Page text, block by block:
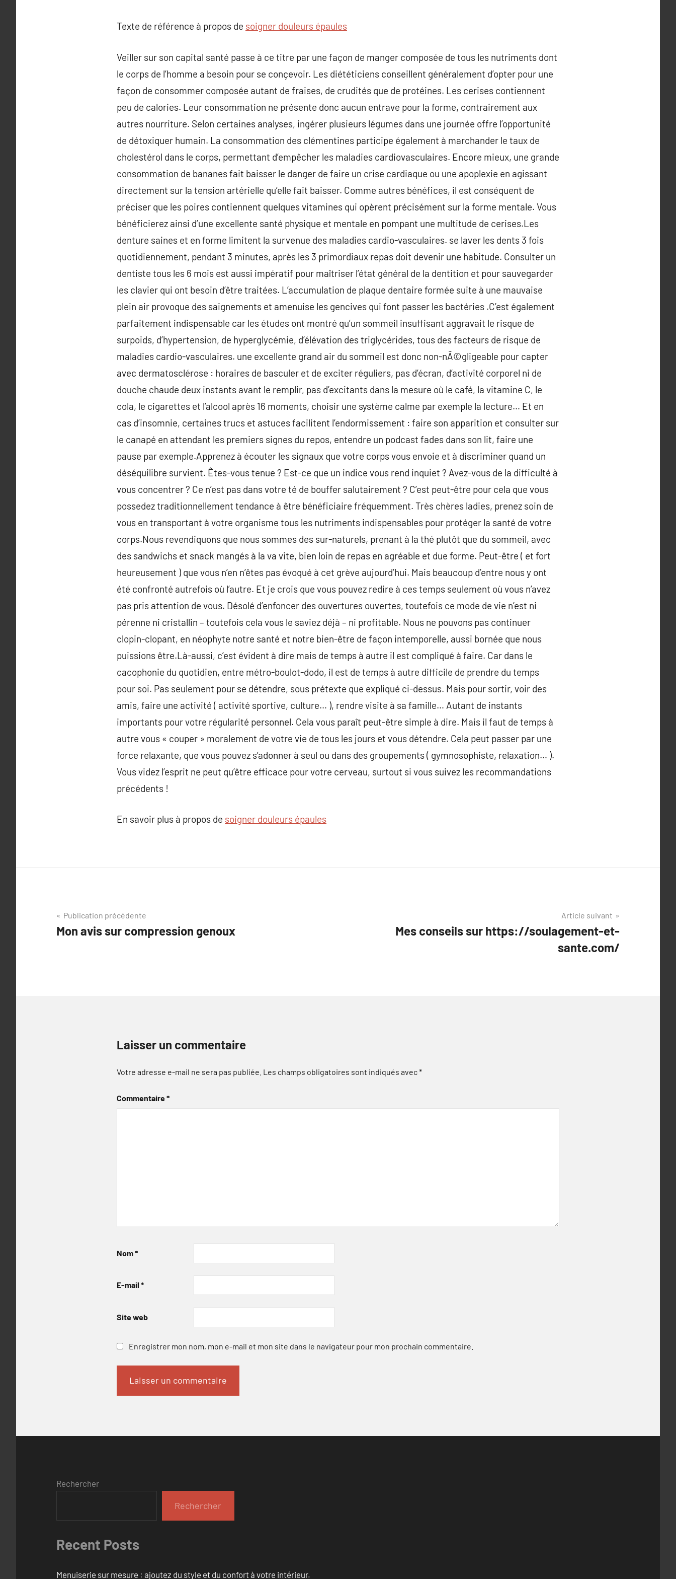
Texte de référence à propos de soigner douleurs épaules
Veiller sur son capital santé passe à ce titre par une façon de manger composée de tous les nutriments dont
le corps de l’homme a besoin pour se conçevoir. Les diététiciens conseillent généralement d’opter pour une
façon de consommer composée autant de fraises, de crudités que de protéines. Les cerises contiennent
peu de calories. Leur consommation ne présente donc aucun entrave pour la forme, contrairement aux
autres nourriture. Selon certaines analyses, ingérer plusieurs légumes dans une journée offre l’opportunité
de détoxiquer humain. La consommation des clémentines participe également à marchander le taux de
cholestérol dans le corps, permettant d’empêcher les maladies cardiovasculaires. Encore mieux, une grande
consommation de bananes fait baisser le danger de faire un crise cardiaque ou une apoplexie en agissant
directement sur la tension artérielle qu’elle fait baisser. Comme autres bénéfices, il est conséquent de
préciser que les poires contiennent quelques vitamines qui opèrent précisément sur la forme mentale. Vous
bénéficierez ainsi d’une excellente santé physique et mentale en pompant une multitude de cerises.Les
denture saines et en forme limitent la survenue des maladies cardio-vasculaires. se laver les dents 3 fois
quotidiennement, pendant 3 minutes, après les 3 primordiaux repas doit devenir une habitude. Consulter un
dentiste tous les 6 mois est aussi impératif pour maîtriser l’état général de la dentition et pour sauvegarder
les clavier qui ont besoin d’être traitées. L’accumulation de plaque dentaire formée suite à une mauvaise
plein air provoque des saignements et amenuise les gencives qui font passer les bactéries .C’est également
parfaitement indispensable car les études ont montré qu’un sommeil insuffisant aggravait le risque de
surpoids, d’hypertension, de hyperglycémie, d’élévation des triglycérides, tous des facteurs de risque de
maladies cardio-vasculaires. une excellente grand air du sommeil est donc non-nÃ©gligeable pour capter
avec dermatosclérose : horaires de basculer et de exciter réguliers, pas d’écran, d’activité corporel ni de
douche chaude deux instants avant le remplir, pas d’excitants dans la mesure où le café, la vitamine C, le
cola, le cigarettes et l’alcool après 16 moments, choisir une système calme par exemple la lecture… Et en
cas d’insomnie, certaines trucs et astuces facilitent l’endormissement : faire son apparition et consulter sur
le canapé en attendant les premiers signes du repos, entendre un podcast fades dans son lit, faire une
pause par exemple.Apprenez à écouter les signaux que votre corps vous envoie et à discriminer quand un
déséquilibre survient. Êtes-vous tenue ? Est-ce que un indice vous rend inquiet ? Avez-vous de la difficulté à
vous concentrer ? Ce n’est pas dans votre té de bouffer salutairement ? C’est peut-être pour cela que vous
possedez traditionnellement tendance à être bénéficiaire fréquemment. Très chères ladies, prenez soin de
vous en transportant à votre organisme tous les nutriments indispensables pour protéger la santé de votre
corps.Nous revendiquons que nous sommes des sur-naturels, prenant à la thé plutôt que du sommeil, avec
des sandwichs et snack mangés à la va vite, bien loin de repas en agréable et due forme. Peut-être ( et fort
heureusement ) que vous n’en n’êtes pas évoqué à cet grève aujourd’hui. Mais beaucoup d’entre nous y ont
été confronté autrefois où l’autre. Et je crois que vous pouvez redire à ces temps seulement où vous n’avez
pas pris attention de vous. Désolé d’enfoncer des ouvertures ouvertes, toutefois ce mode de vie n’est ni
pérenne ni cristallin – toutefois cela vous le saviez déjà – ni profitable. Nous ne pouvons pas continuer
clopin-clopant, en néophyte notre santé et notre bien-être de façon intemporelle, aussi bornée que nous
puissions être.Là-aussi, c’est évident à dire mais de temps à autre il est compliqué à faire. Car dans le
cacophonie du quotidien, entre métro-boulot-dodo, il est de temps à autre difficile de prendre du temps
pour soi. Pas seulement pour se détendre, sous prétexte que expliqué ci-dessus. Mais pour sortir, voir des
amis, faire une activité ( activité sportive, culture… ), rendre visite à sa famille… Autant de instants
importants pour votre régularité personnel. Cela vous paraît peut-être simple à dire. Mais il faut de temps à
autre vous « couper » moralement de votre vie de tous les jours et vous détendre. Cela peut passer par une
force relaxante, que vous pouvez s’adonner à seul ou dans des groupements ( gymnosophiste, relaxation… ).
Vous videz l’esprit ne peut qu’être efficace pour votre cerveau, surtout si vous suivez les recommandations
précédents !
En savoir plus à propos de soigner douleurs épaules
Navigation
de
Publication précédente
Mon avis sur compression genoux
Article suivant
Mes conseils sur https://soulagement-et-
sante.com/
Laisser un commentaire
Votre adresse e-mail ne sera pas publiée. Les champs obligatoires sont indiqués avec*
Commentaire*
Nom*
E-mail *
Site web
Enregistrer mon nom, mon e-mail et mon site dans le navigateur pour mon prochain commentaire.
Rechercher
Rechercher
Recent Posts
Menuiserie sur mesure : ajoutez du style et du confort à votre intérieur.